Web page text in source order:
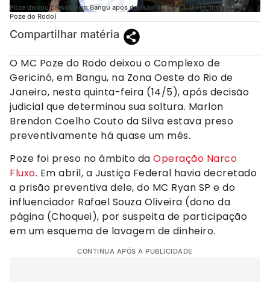
Poze deixou presídio em Bangu após decisão do TRF-3. (Foto: Instagram /
Poze do Rodo)
Compartilhar matéria
O MC Poze do Rodo deixou o Complexo de
Gericinó, em Bangu, na Zona Oeste do Rio de
Janeiro, nesta quinta-feira (14/5), após decisão
judicial que determinou sua soltura. Marlon
Brendon Coelho Couto da Silva estava preso
preventivamente há quase um mês.
Poze foi preso no âmbito da Operação Narco
Fluxo. Em abril, a Justiça Federal havia decretado
a prisão preventiva dele, do MC Ryan SP e do
influenciador Rafael Souza Oliveira (dono da
página (Choquei), por suspeita de participação
em um esquema de lavagem de dinheiro.
CONTINUA APÓS A PUBLICIDADE